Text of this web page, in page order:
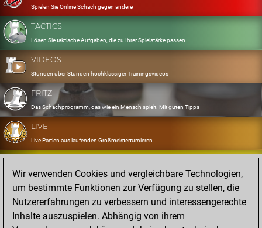
Spielen Sie Online Schach gegen andere
TACTICS
Lösen Sie taktische Aufgaben, die zu Ihrer Spielstärke passen
VIDEOS
Stunden über Stunden hochklassiger Trainingsvideos
FRITZ
Das Schachprogramm, das wie ein Mensch spielt. Mit guten Tipps
LIVE
Live Partien aus laufenden Großmeisterturnieren
OPENINGS
Erfassen und Üben Sie Ihr Eröffnungsrepertoire
DATABASE
Acht Millionen starke Partien
Wir verwenden Cookies und vergleichbare Technologien,
um bestimmte Funktionen zur Verfügung zu stellen, die
Nutzererfahrungen zu verbessern und interessengerechte
Inhalte auszuspielen. Abhängig von ihrem